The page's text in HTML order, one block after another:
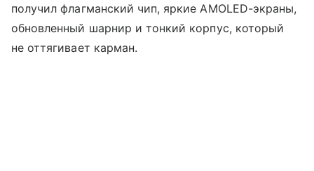
получил флагманский чип, яркие AMOLED-экраны,
обновленный шарнир и тонкий корпус, который
не оттягивает карман.